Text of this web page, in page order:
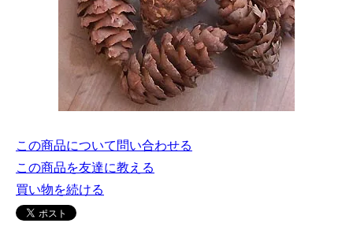
この商品について問い合わせる
この商品を友達に教える
買い物を続ける